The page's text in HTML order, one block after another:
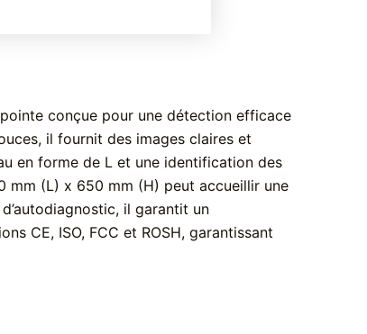
conçue pour une détection efficace
il fournit des images claires et
en forme de L et une identification des
mm (L) x 650 mm (H) peut accueillir une
il garantit un
CE, ISO, FCC et ROSH, garantissant